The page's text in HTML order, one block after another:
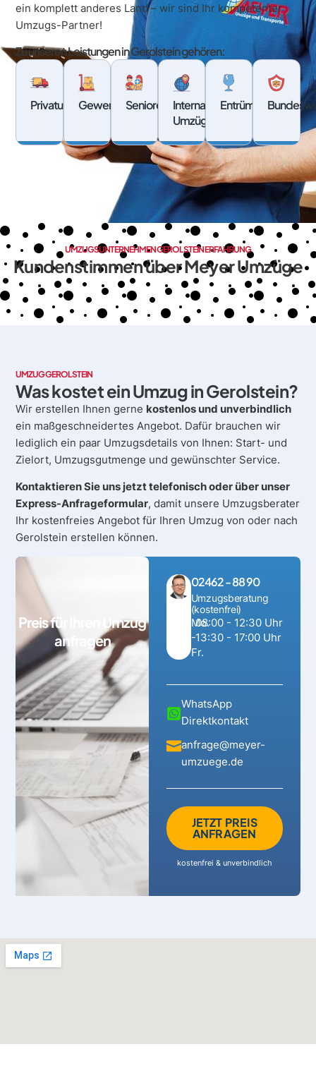
ein komplett anderes Land – wir sind Ihr kompetenter
Umzugs-Partner!
Zu unseren Leistungen in Gerolstein gehören:
PrivatumzügeGewerbeumzügeSeniorenumzügeInternationale
Umzüge
Entrümpelung
UMZUGSUNTERNEHMEN GEROLSTEIN ERFAHRUNG
Kundenstimmen über Meyer Umzüge
UMZUG GEROLSTEIN
Was kostet ein Umzug in Gerolstein?
Wir erstellen Ihnen gerne kostenlos und unverbindlich
ein maßgeschneidertes Angebot. Dafür brauchen wir
lediglich ein paar Umzugsdetails von Ihnen: Start- und
Zielort, Umzugsgutmenge und gewünschter Service.
Kontaktieren Sie uns jetzt telefonisch oder über unser
Express-Anfrageformular, damit unsere Umzugsberater
Ihr kostenfreies Angebot für Ihren Umzug von oder nach
Gerolstein erstellen können.
Preis für Ihren Umzug
anfragen
02462 - 88 90
Umzugsberatung
(kostenfrei)
Mo.
-
Fr.
08:00 - 12:30 Uhr
13:30 - 17:00 Uhr
WhatsApp
Direktkontakt
anfrage@meyer-
umzuege.de
JETZT PREIS
ANFRAGEN
kostenfrei & unverbindlich